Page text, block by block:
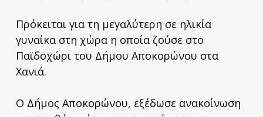
Πρόκειται για τη μεγαλύτερη σε ηλικία
γυναίκα στη χώρα η οποία ζούσε στο
Παϊδοχώρι του Δήμου Αποκορώνου στα
Χανιά.
Ο Δήμος Αποκορώνου, εξέδωσε ανακοίνωση